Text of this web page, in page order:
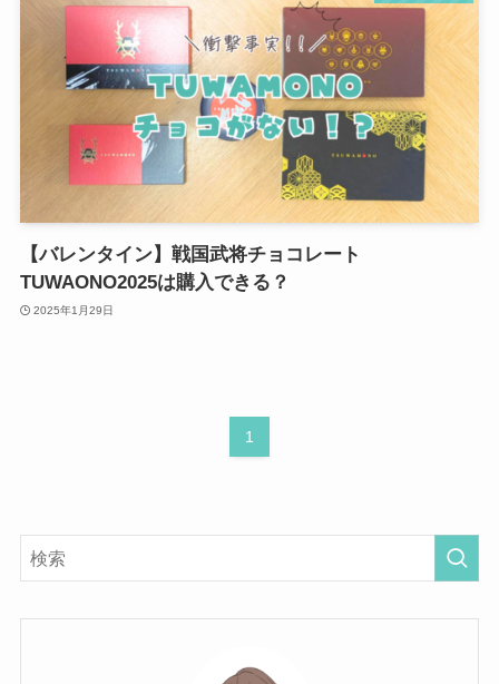
【バレンタイン】戦国武将チョコレート
TUWAONO2025は購入できる？
2025年1月29日
1